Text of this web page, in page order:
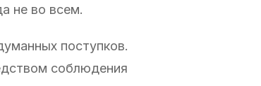
не во всем.
поступков.
соблюдения